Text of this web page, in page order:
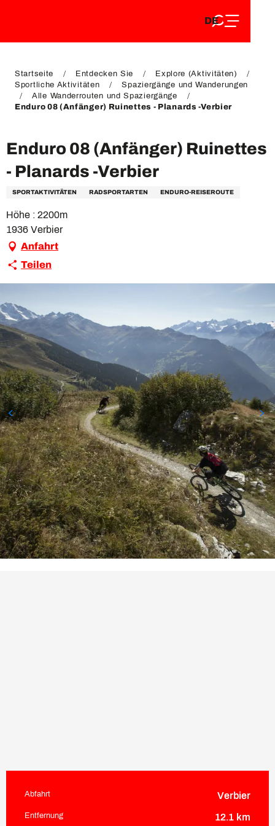
EN
DE
FR
Startseite Entdecken Sie
Explore (Aktivitäten)
Sportliche Aktivitäten
Spaziergänge und Wanderungen
Alle Wanderrouten und Spaziergänge
Enduro 08 (Anfänger) Ruinettes - Planards -Verbier
Enduro 08 (Anfänger) Ruinettes
- Planards -Verbier
SPORTAKTIVITÄTEN RADSPORTARTEN ENDURO-REISEROUTE
Höhe : 2200m
1936 Verbier
Anfahrt
Teilen
Praktische Informationen
Abfahrt Verbier
Entfernung 12.1 km